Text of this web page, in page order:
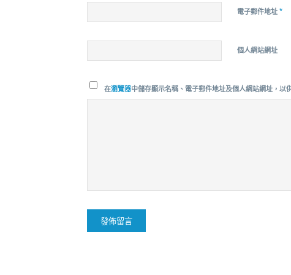
電子郵件地址 *
個人網站網址
在瀏覽器中儲存顯示名稱、電子郵件地址及個人網站網址，以